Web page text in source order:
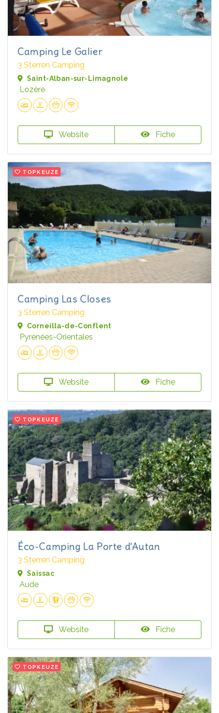
Camping Le Galier
3 Sterren Camping
Saint-Alban-sur-Limagnole
Lozère
Website Fiche
TOPKEUZE
Camping Las Closes
3 Sterren Camping
Corneilla-de-Conflent
Pyrénées-Orientales
Website Fiche
TOPKEUZE
Éco-Camping La Porte d'Autan
3 Sterren Camping
Saissac
Aude
Website Fiche
TOPKEUZE